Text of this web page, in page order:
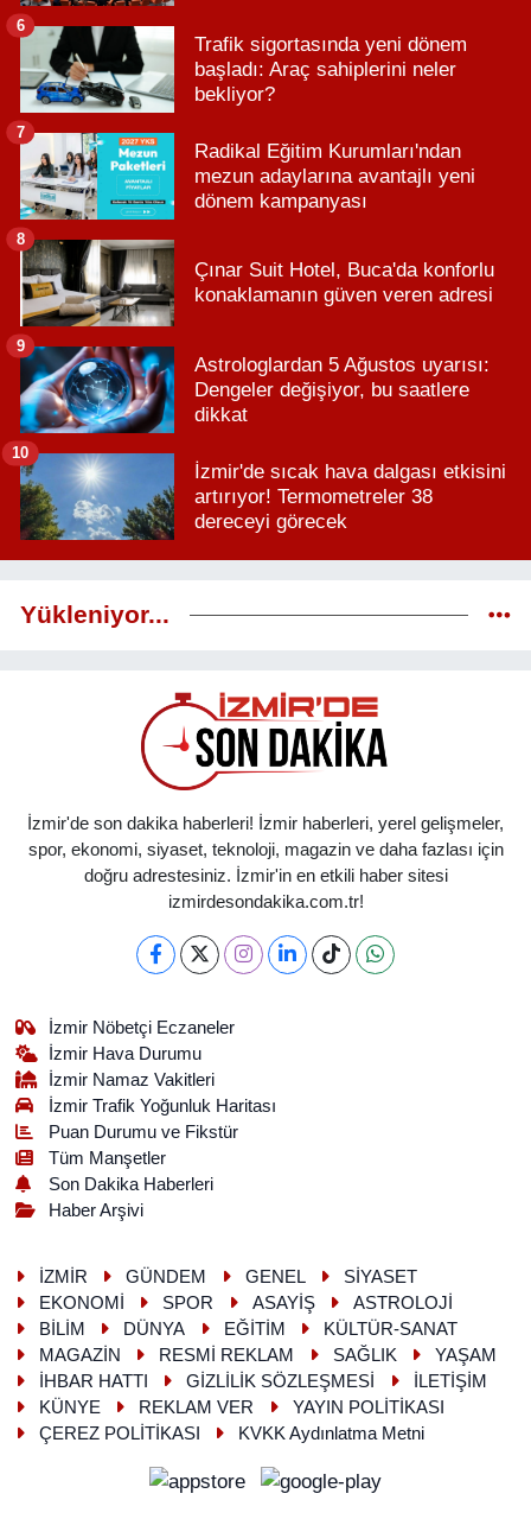
Trafik sigortasında yeni dönem
başladı: Araç sahiplerini neler
bekliyor?
6
Radikal Eğitim Kurumları'ndan
mezun adaylarına avantajlı yeni
dönem kampanyası
7
Çınar Suit Hotel, Buca'da konforlu
konaklamanın güven veren adresi
8
Astrologlardan 5 Ağustos uyarısı:
Dengeler değişiyor, bu saatlere
dikkat
9
İzmir'de sıcak hava dalgası etkisini
artırıyor! Termometreler 38
dereceyi görecek
10
Yükleniyor...
İzmir'de son dakika haberleri! İzmir haberleri, yerel gelişmeler,
spor, ekonomi, siyaset, teknoloji, magazin ve daha fazlası için
doğru adrestesiniz. İzmir'in en etkili haber sitesi
izmirdesondakika.com.tr!
İzmir Nöbetçi Eczaneler
İzmir Hava Durumu
İzmir Namaz Vakitleri
İzmir Trafik Yoğunluk Haritası
Puan Durumu ve Fikstür
Tüm Manşetler
Son Dakika Haberleri
Haber Arşivi
İZMİR GÜNDEM GENEL
SİYASET
EKONOMİ
SPOR ASAYİŞ
ASTROLOJİ
BİLİM
DÜNYA EĞİTİM
KÜLTÜR-SANAT
MAGAZİN
RESMİ REKLAM SAĞLIK
YAŞAM
İHBAR HATTI
GİZLİLİK SÖZLEŞMESİ
İLETİŞİM
KÜNYE
REKLAM VER
YAYIN POLİTİKASI
ÇEREZ POLİTİKASI
KVKK Aydınlatma Metni